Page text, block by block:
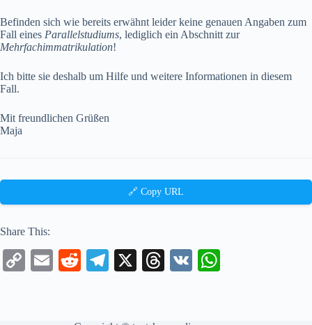
Befinden sich wie bereits erwähnt leider keine genauen Angaben zum
Fall eines Parallelstudiums, lediglich ein Abschnitt zur
Mehrfachimmatrikulation!
Ich bitte sie deshalb um Hilfe und weitere Informationen in diesem
Fall.
Mit freundlichen Grüßen
Maja
🔗 Copy URL
Share This:
C
E
R
Te
X
T
V